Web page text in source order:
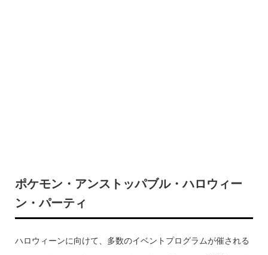
ポケモン・アンストッパブル・ハロウィー
ン・パーティ
ハロウィーンに向けて、多数のイベントプログラムが催される